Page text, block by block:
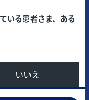
いる患者さま、ある
いいえ